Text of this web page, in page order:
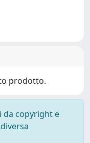
prodotto.
da copyright e